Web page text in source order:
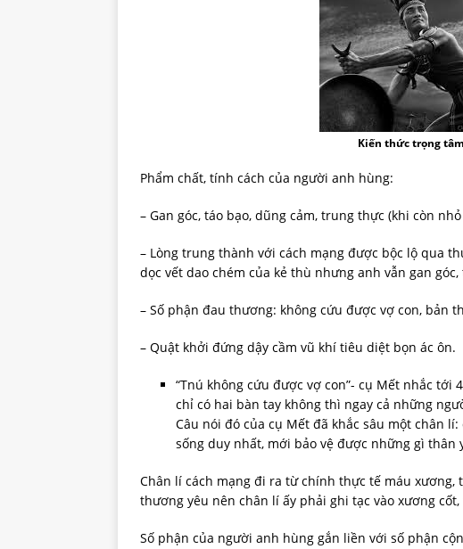
Kiến thức trọng
Phẩm chất, tính cách của người anh hùng:
– Gan góc, táo bạo, dũng cảm, trung thực (khi còn
– Lòng trung thành với cách mạng được bộc lộ qua
dọc vết dao chém của kẻ thù nhưng anh vẫn gan
– Số phận đau thương: không cứu được vợ con, bản
– Quật khởi đứng dậy cầm vũ khí tiêu diệt bọn ác ôn.
“Tnú không cứu được vợ con”- cụ Mết nhắc
chỉ có hai bàn tay không thì ngay cả những
Câu nói đó của cụ Mết đã khắc sâu một chân
sống duy nhất, mới bảo vệ được những gì thân
Chân lí cách mạng đi ra từ chính thực tế máu
thương yêu nên chân lí ấy phải ghi tạc vào xương
Số phận của người anh hùng gắn liền với số phận